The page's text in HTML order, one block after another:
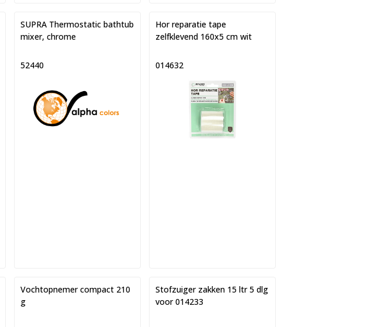
SUPRA Thermostatic bathtub
mixer, chrome
52440
Hor reparatie tape
zelfklevend 160x5 cm wit
014632
Vochtopnemer compact 210
g
Stofzuiger zakken 15 ltr 5 dlg
voor 014233